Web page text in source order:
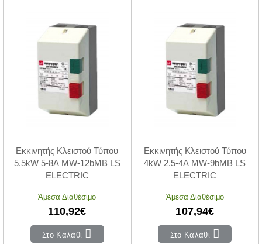
Εκκινητής Κλειστού Τύπου
5.5kW 5-8A MW-12bMB LS
ELECTRIC
Άμεσα Διαθέσιμο
110,92€
Στο Καλάθι
Εκκινητής Κλειστού Τύπου
4kW 2.5-4A MW-9bMB LS
ELECTRIC
Άμεσα Διαθέσιμο
107,94€
Στο Καλάθι